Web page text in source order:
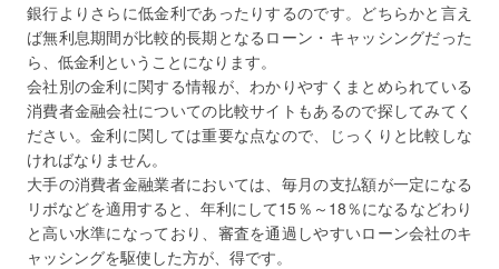
銀行よりさらに低金利であったりするのです。どちらかと言え
ば無利息期間が比較的長期となるローン・キャッシングだった
ら、低金利ということになります。
会社別の金利に関する情報が、わかりやすくまとめられている
消費者金融会社についての比較サイトもあるので探してみてく
ださい。金利に関しては重要な点なので、じっくりと比較しな
ければなりません。
大手の消費者金融業者においては、毎月の支払額が一定になる
リボなどを適用すると、年利にして15％～18％になるなどわり
と高い水準になっており、審査を通過しやすいローン会社のキ
ャッシングを駆使した方が、得です。